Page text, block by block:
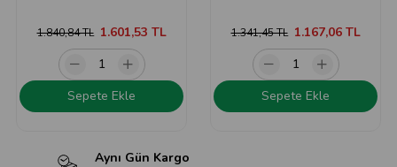
1.601,53 TL
1.840,84 TL
Sepete Ekle
1.167,06 TL
1.341,45 TL
Sepete Ekle
Aynı Gün Kargo